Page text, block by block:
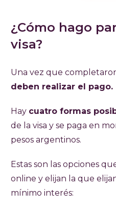
¿Cómo hago
visa?
Una vez que
deben realizar el pago.
Hay cuatro formas
de la visa y se paga en
pesos argentinos.
Estas son las opciones
online y elijan la que
mínimo interés: